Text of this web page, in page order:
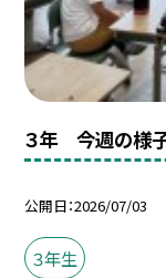
３年 今週の様
公開日 2026/07/03
３年生